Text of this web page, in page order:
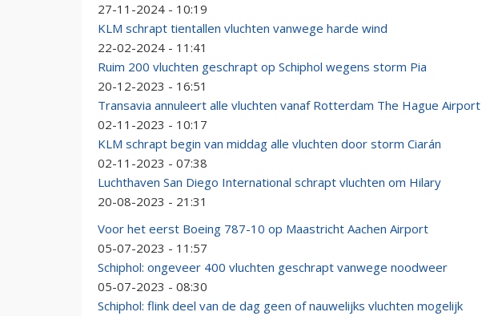
27-11-2024 - 10:19
KLM schrapt tientallen vluchten vanwege harde wind
22-02-2024 - 11:41
Ruim 200 vluchten geschrapt op Schiphol wegens storm Pia
20-12-2023 - 16:51
Transavia annuleert alle vluchten vanaf Rotterdam The Hague Airport
02-11-2023 - 10:17
KLM schrapt begin van middag alle vluchten door storm Ciarán
02-11-2023 - 07:38
Luchthaven San Diego International schrapt vluchten om Hilary
20-08-2023 - 21:31
Voor het eerst Boeing 787-10 op Maastricht Aachen Airport
05-07-2023 - 11:57
Schiphol: ongeveer 400 vluchten geschrapt vanwege noodweer
05-07-2023 - 08:30
Schiphol: flink deel van de dag geen of nauwelijks vluchten mogelijk